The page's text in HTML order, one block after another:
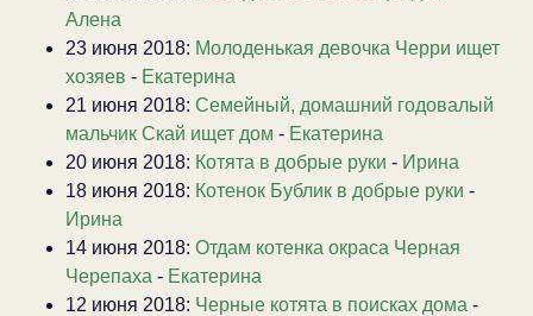
Алена
23 июня 2018: Молоденькая девочка Черри ищет
хозяев - Екатерина
21 июня 2018: Семейный, домашний годовалый
мальчик Скай ищет дом - Екатерина
20 июня 2018: Котята в добрые руки - Ирина
18 июня 2018: Котенок Бублик в добрые руки -
Ирина
14 июня 2018: Отдам котенка окраса Черная
Черепаха - Екатерина
12 июня 2018: Черные котята в поисках дома -